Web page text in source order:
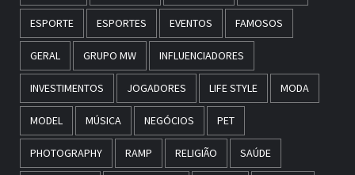
ESPORTE ESPORTES EVENTOS FAMOSOS
GERAL GRUPO MW INFLUENCIADORES
INVESTIMENTOS JOGADORES LIFE STYLE MODA
MODEL MÚSICA NEGÓCIOS PET
PHOTOGRAPHY RAMP RELIGIÃO SAÚDE